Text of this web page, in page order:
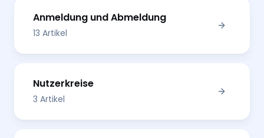
Anmeldung und Abmeldung
13 Artikel
Nutzerkreise
3 Artikel